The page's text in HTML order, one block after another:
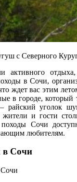
с Северного
активного
в Сочи,
ждет вас этим
в городе, который
райский уголок
жители и гости
походы Сочи
любителям.
в Сочи